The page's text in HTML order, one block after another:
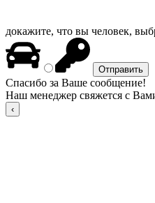
докажите, что вы человек,
Спасибо за Ваше сообщение!
Наш менеджер свяжется с